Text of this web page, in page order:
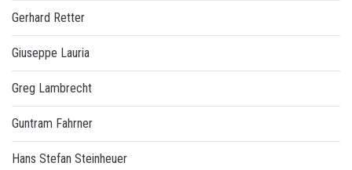
Gerhard Retter
Giuseppe Lauria
Greg Lambrecht
Guntram Fahrner
Hans Stefan Steinheuer